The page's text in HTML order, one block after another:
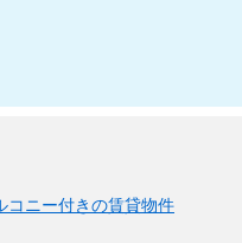
コニー付きの賃貸物件